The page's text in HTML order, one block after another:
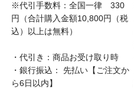
※代引手数料：全国一律 330
円（合計購入金額10,800円（税
込）以上は無料）
・代引き：商品お受け取り時
・銀行振込： 先払い【ご注文か
ら6日以内】